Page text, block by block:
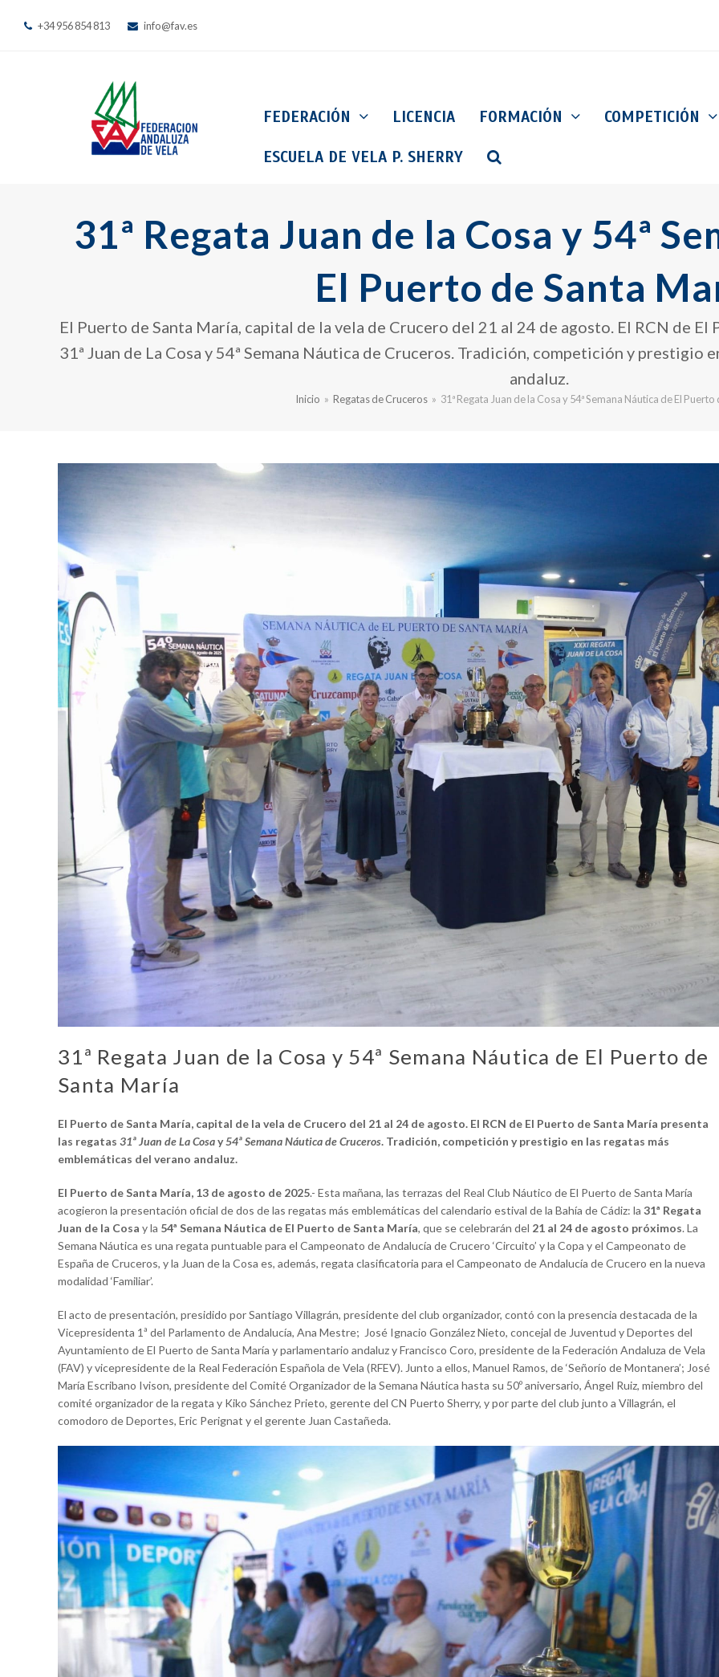
+34 956 854 813 info@fav.es
FEDERACIÓN LICENCIA FORMACIÓN COMPETICIÓN
ESCUELA DE VELA P. SHERRY
31ª Regata Juan de la Cosa y 54ª
El Puerto de Santa
El Puerto de Santa María, capital de la vela de Crucero del 21 al 24 de agosto. El RCN de
31ª Juan de La Cosa y 54ª Semana Náutica de Cruceros. Tradición, competición y prestigio
andaluz.
Inicio » Regatas de Cruceros » 31ª Regata Juan de la Cosa y 54ª Semana Náutica de El
31ª Regata Juan de la Cosa y 54ª Semana Náutica de El Puerto de
Santa María
El Puerto de Santa María, capital de la vela de Crucero del 21 al 24 de agosto. El RCN de El Puerto de Santa María presenta
las regatas 31ª Juan de La Cosay54ª Semana Náutica de Cruceros. Tradición, competición y prestigio en las regatas más
emblemáticas del verano andaluz.
El Puerto de Santa María, 13 de agosto de 2025.- Esta mañana, las terrazas del Real Club Náutico de El Puerto de Santa María
acogieron la presentación oficial de dos de las regatas más emblemáticas del calendario estival de la Bahía de Cádiz: la 31ª Regata
Juan de la Cosa y la 54ª Semana Náutica de El Puerto de Santa María, que se celebrarán del 21 al 24 de agosto próximos. La
Semana Náutica es una regata puntuable para el Campeonato de Andalucía de Crucero ‘Circuito’ y la Copa y el Campeonato de
España de Cruceros, y la Juan de la Cosa es, además, regata clasificatoria para el Campeonato de Andalucía de Crucero en la nueva
modalidad ‘Familiar’.
El acto de presentación, presidido por Santiago Villagrán, presidente del club organizador, contó con la presencia destacada de la
Vicepresidenta 1ª del Parlamento de Andalucía, Ana Mestre; José Ignacio González Nieto, concejal de Juventud y Deportes del
Ayuntamiento de El Puerto de Santa María y parlamentario andaluz y Francisco Coro, presidente de la Federación Andaluza de Vela
(FAV) y vicepresidente de la Real Federación Española de Vela (RFEV). Junto a ellos, Manuel Ramos, de ‘Señorío de Montanera’; José
María Escribano Ivison, presidente del Comité Organizador de la Semana Náutica hasta su 50º aniversario, Ángel Ruiz, miembro del
comité organizador de la regata y Kiko Sánchez Prieto, gerente del CN Puerto Sherry, y por parte del club junto a Villagrán, el
comodoro de Deportes, Eric Perignat y el gerente Juan Castañeda.